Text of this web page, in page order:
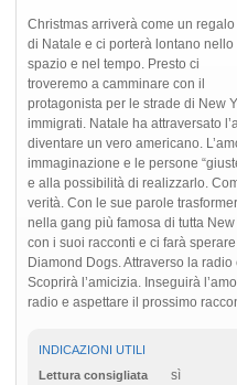
Christmas arriverà come un regalo
di Natale e ci porterà lontano nello
spazio e nel tempo. Presto ci
troveremo a camminare con il
protagonista per le strade di New
immigrati. Natale ha attraversato
diventare un vero americano.
immaginazione e le persone
e alla possibilità di realizzarlo.
verità. Con le sue parole
nella gang più famosa di tutta
con i suoi racconti e ci farà
Diamond Dogs. Attraverso la
Scoprirà l’amicizia. Inseguirà
radio e aspettare il prossimo
INDICAZIONI UTILI
Lettura consigliata
sì